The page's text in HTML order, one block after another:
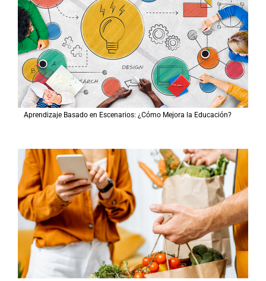
Aprendizaje Basado en Escenarios: ¿Cómo Mejora la Educación?